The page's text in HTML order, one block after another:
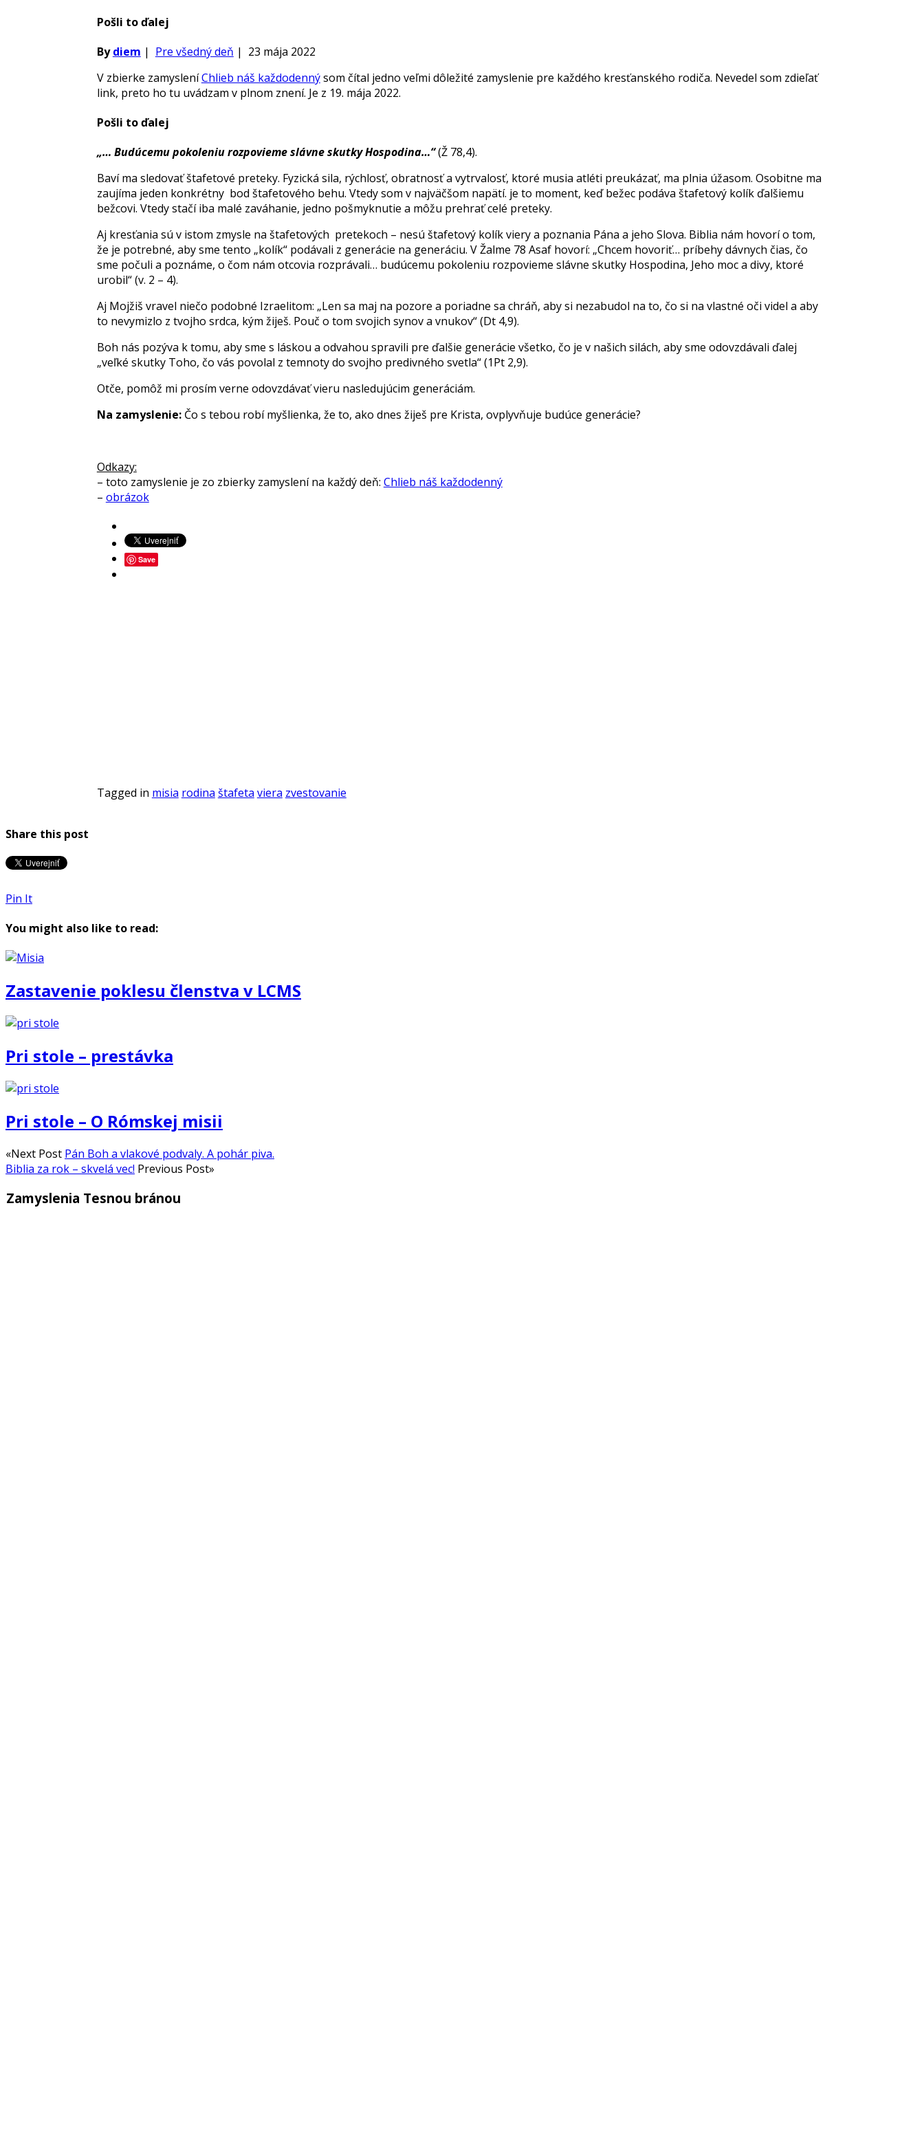
Pošli to ďalej
Bydiem | Pre všedný deň | 23 mája 2022
V zbierke zamysleníChlieb náš každodennýsom čítal jedno veľmi dôležité zamyslenie pre každého kresťanského rodiča. Nevedel som zdieľať
link, preto ho tu uvádzam v plnom znení. Je z 19. mája 2022.
Pošli to ďalej
„… Budúcemu pokoleniu rozpovieme slávne skutky Hospodina…“(Ž 78,4).
Baví ma sledovať štafetové preteky. Fyzická sila, rýchlosť, obratnosť a vytrvalosť, ktoré musia atléti preukázať, ma plnia úžasom. Osobitne ma
zaujíma jeden konkrétny bod štafetového behu. Vtedy som v najväčšom napätí. je to moment, keď bežec podáva štafetový kolík ďalšiemu
bežcovi. Vtedy stačí iba malé zaváhanie, jedno pošmyknutie a môžu prehrať celé preteky.
Aj kresťania sú v istom zmysle na štafetových pretekoch – nesú štafetový kolík viery a poznania Pána a jeho Slova. Biblia nám hovorí o tom,
že je potrebné, aby sme tento „kolík“ podávali z generácie na generáciu. V Žalme 78 Asaf hovorí: „Chcem hovoriť… príbehy dávnych čias, čo
sme počuli a poznáme, o čom nám otcovia rozprávali… budúcemu pokoleniu rozpovieme slávne skutky Hospodina, Jeho moc a divy, ktoré
urobil“ (v. 2 – 4).
Aj Mojžiš vravel niečo podobné Izraelitom: „Len sa maj na pozore a poriadne sa chráň, aby si nezabudol na to, čo si na vlastné oči videl a aby
to nevymizlo z tvojho srdca, kým žiješ. Pouč o tom svojich synov a vnukov“ (Dt 4,9).
Boh nás pozýva k tomu, aby sme s láskou a odvahou spravili pre ďalšie generácie všetko, čo je v našich silách, aby sme odovzdávali ďalej
„veľké skutky Toho, čo vás povolal z temnoty do svojho predivného svetla“ (1Pt 2,9).
Otče, pomôž mi prosím verne odovzdávať vieru nasledujúcim generáciám.
Na zamyslenie: Čo s tebou robí myšlienka, že to, ako dnes žiješ pre Krista, ovplyvňuje budúce generácie?
Odkazy:
– toto zamyslenie je zo zbierky zamyslení na každý deň: Chlieb náš každodenný
– obrázok
Save
Tagged in misia rodina štafeta viera zvestovanie
Share this post
Pin It
You might also like to read:
Zastavenie poklesu členstva v LCMS
Pri stole – prestávka
Pri stole – O Rómskej misii
«Next Post Pán Boh a vlakové podvaly. A pohár piva.
Biblia za rok – skvelá vec! Previous Post»
Zamyslenia Tesnou bránou